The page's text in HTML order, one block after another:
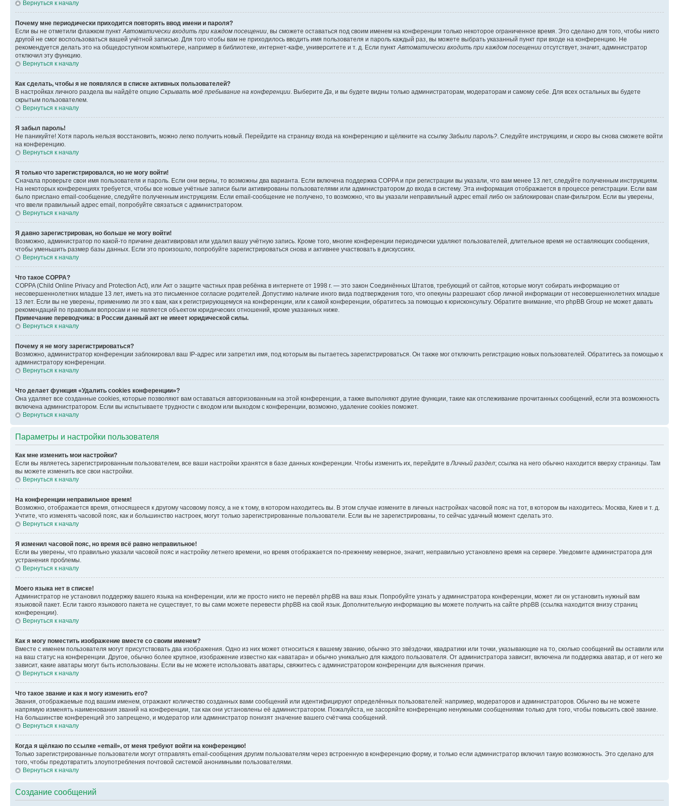
Вернуться к началу
Почему мне периодически приходится повторять ввод имени и пароля?
Если вы не отметили флажком пункт Автоматически входить при каждом посещении , вы сможете оставаться под своим именем на конференции только некоторое ограниченное время. Это сделано для того, чтобы никто
другой не смог воспользоваться вашей учётной записью. Для того чтобы вам не приходилось вводить имя пользователя и пароль каждый раз, вы можете выбрать указанный пункт при входе на конференцию. Не
рекомендуется делать это на общедоступном компьютере, например в библиотеке, интернет-кафе, университете и т. д. Если пункт Автоматически входить при каждом посещении отсутствует, значит, администратор
отключил эту функцию.
Вернуться к началу
Как сделать, чтобы я не появлялся в списке активных пользователей?
В настройках личного раздела вы найдёте опцию Скрывать моё пребывание на конференции . Выберите Да , и вы будете видны только администраторам, модераторам и самому себе. Для всех остальных вы будете
скрытым пользователем.
Вернуться к началу
Я забыл пароль!
Не паникуйте! Хотя пароль нельзя восстановить, можно легко получить новый. Перейдите на страницу входа на конференцию и щёлкните на ссылку Забыли пароль? . Следуйте инструкциям, и скоро вы снова сможете войти
на конференцию.
Вернуться к началу
Я только что зарегистрировался, но не могу войти!
Сначала проверьте свои имя пользователя и пароль. Если они верны, то возможны два варианта. Если включена поддержка COPPA и при регистрации вы указали, что вам менее 13 лет, следуйте полученным инструкциям.
На некоторых конференциях требуется, чтобы все новые учётные записи были активированы пользователями или администратором до входа в систему. Эта информация отображается в процессе регистрации. Если вам
было прислано email-сообщение, следуйте полученным инструкциям. Если email-сообщение не получено, то возможно, что вы указали неправильный адрес email либо он заблокирован спам-фильтром. Если вы уверены,
что ввели правильный адрес email, попробуйте связаться с администратором.
Вернуться к началу
Я давно зарегистрирован, но больше не могу войти!
Возможно, администратор по какой-то причине деактивировал или удалил вашу учётную запись. Кроме того, многие конференции периодически удаляют пользователей, длительное время не оставляющих сообщения,
чтобы уменьшить размер базы данных. Если это произошло, попробуйте зарегистрироваться снова и активнее участвовать в дискуссиях.
Вернуться к началу
Что такое COPPA?
COPPA (Child Online Privacy and Protection Act), или Акт о защите частных прав ребёнка в интернете от 1998 г. — это закон Соединённых Штатов, требующий от сайтов, которые могут собирать информацию от
несовершеннолетних младше 13 лет, иметь на это письменное согласие родителей. Допустимо наличие иного вида подтверждения того, что опекуны разрешают сбор личной информации от несовершеннолетних младше
13 лет. Если вы не уверены, применимо ли это к вам, как к регистрирующемуся на конференции, или к самой конференции, обратитесь за помощью к юрисконсульту. Обратите внимание, что phpBB Group не может давать
рекомендаций по правовым вопросам и не является объектом юридических отношений, кроме указанных ниже.
Примечание переводчика: в России данный акт не имеет юридической силы.
Вернуться к началу
Почему я не могу зарегистрироваться?
Возможно, администратор конференции заблокировал ваш IP-адрес или запретил имя, под которым вы пытаетесь зарегистрироваться. Он также мог отключить регистрацию новых пользователей. Обратитесь за помощью к
администратору конференции.
Вернуться к началу
Что делает функция «Удалить cookies конференции»?
Она удаляет все созданные cookies, которые позволяют вам оставаться авторизованным на этой конференции, а также выполняют другие функции, такие как отслеживание прочитанных сообщений, если эта возможность
включена администратором. Если вы испытываете трудности с входом или выходом с конференции, возможно, удаление cookies поможет.
Вернуться к началу
Параметры и настройки пользователя
Как мне изменить мои настройки?
Если вы являетесь зарегистрированным пользователем, все ваши настройки хранятся в базе данных конференции. Чтобы изменить их, перейдите в Личный раздел; ссылка на него обычно находится вверху страницы. Там
вы можете изменить все свои настройки.
Вернуться к началу
На конференции неправильное время!
Возможно, отображается время, относящееся к другому часовому поясу, а не к тому, в котором находитесь вы. В этом случае измените в личных настройках часовой пояс на тот, в котором вы находитесь: Москва, Киев и т. д.
Учтите, что изменять часовой пояс, как и большинство настроек, могут только зарегистрированные пользователи. Если вы не зарегистрированы, то сейчас удачный момент сделать это.
Вернуться к началу
Я изменил часовой пояс, но время всё равно неправильное!
Если вы уверены, что правильно указали часовой пояс и настройку летнего времени, но время отображается по-прежнему неверное, значит, неправильно установлено время на сервере. Уведомите администратора для
устранения проблемы.
Вернуться к началу
Моего языка нет в списке!
Администратор не установил поддержку вашего языка на конференции, или же просто никто не перевёл phpBB на ваш язык. Попробуйте узнать у администратора конференции, может ли он установить нужный вам
языковой пакет. Если такого языкового пакета не существует, то вы сами можете перевести phpBB на свой язык. Дополнительную информацию вы можете получить на сайте phpBB (ссылка находится внизу страниц
конференции).
Вернуться к началу
Как я могу поместить изображение вместе со своим именем?
Вместе с именем пользователя могут присутствовать два изображения. Одно из них может относиться к вашему званию, обычно это звёздочки, квадратики или точки, указывающие на то, сколько сообщений вы оставили или
на ваш статус на конференции. Другое, обычно более крупное, изображение известно как «аватара» и обычно уникально для каждого пользователя. От администратора зависит, включена ли поддержка аватар, и от него же
зависит, какие аватары могут быть использованы. Если вы не можете использовать аватары, свяжитесь с администратором конференции для выяснения причин.
Вернуться к началу
Что такое звание и как я могу изменить его?
Звания, отображаемые под вашим именем, отражают количество созданных вами сообщений или идентифицируют определённых пользователей: например, модераторов и администраторов. Обычно вы не можете
напрямую изменять наименования званий на конференции, так как они установлены её администратором. Пожалуйста, не засоряйте конференцию ненужными сообщениями только для того, чтобы повысить своё звание.
На большинстве конференций это запрещено, и модератор или администратор понизят значение вашего счётчика сообщений.
Вернуться к началу
Когда я щёлкаю по ссылке «email», от меня требуют войти на конференцию!
Только зарегистрированные пользователи могут отправлять email-сообщения другим пользователям через встроенную в конференцию форму, и только если администратор включил такую возможность. Это сделано для
того, чтобы предотвратить злоупотребления почтовой системой анонимными пользователями.
Вернуться к началу
Создание сообщений